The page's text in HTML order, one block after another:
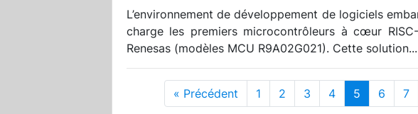
L’environnement de développement de logiciels
charge les premiers microcontrôleurs à cœur
Renesas (modèles MCU R9A02G021). Cette solution...
« Précédent 1 2 3 4 5 6 7